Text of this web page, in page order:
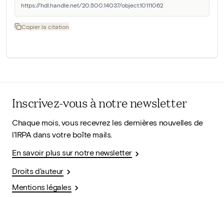
https://hdl.handle.net/20.500.14037/object.10111062
Copier la citation
Inscrivez-vous à notre newsletter
Chaque mois, vous recevrez les dernières nouvelles de
l'IRPA dans votre boîte mails.
En savoir plus sur notre newsletter
Droits d'auteur
Mentions légales